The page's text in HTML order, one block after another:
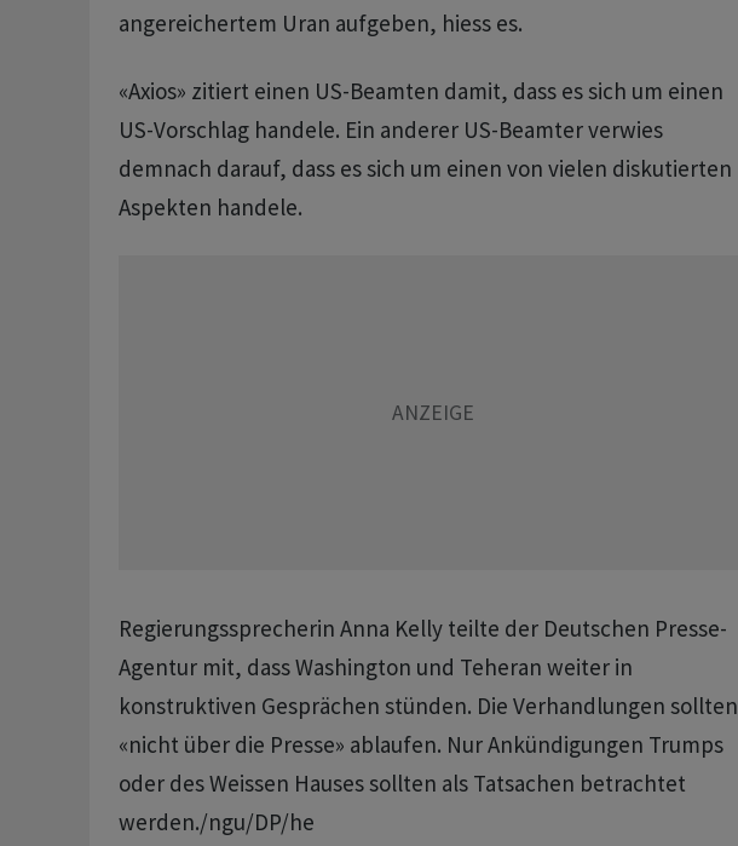
angereichertem Uran aufgeben, hiess es.
«Axios» zitiert einen US-Beamten damit, dass es sich um einen
US-Vorschlag handele. Ein anderer US-Beamter verwies
demnach darauf, dass es sich um einen von vielen diskutierten
Aspekten handele.
Regierungssprecherin Anna Kelly teilte der Deutschen Presse-
Agentur mit, dass Washington und Teheran weiter in
konstruktiven Gesprächen stünden. Die Verhandlungen sollten
«nicht über die Presse» ablaufen. Nur Ankündigungen Trumps
oder des Weissen Hauses sollten als Tatsachen betrachtet
werden./ngu/DP/he